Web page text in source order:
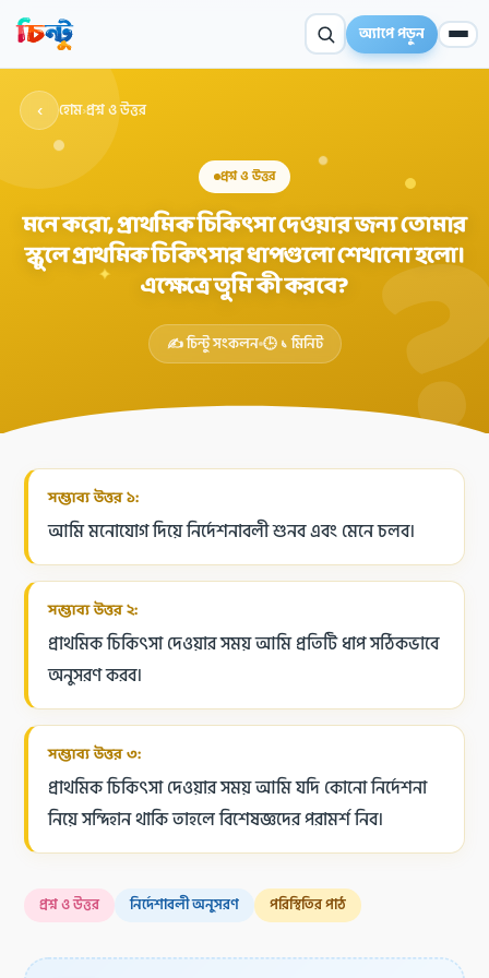
অ্যাপে পড়ুন
✦
‹ হোম›প্রশ্ন ও উত্তর
প্রশ্ন ও উত্তর
মনে করো, প্রাথমিক চিকিৎসা দেওয়ার জন্য তোমার
স্কুলে প্রাথমিক চিকিৎসার ধাপগুলো শেখানো হলো।
এক্ষেত্রে তুমি কী করবে?
✍️ চিন্টু সংকলন 🕒 ১ মিনিট
সম্ভাব্য উত্তর ১:
আমি মনোযোগ দিয়ে নির্দেশনাবলী শুনব এবং মেনে চলব।
সম্ভাব্য উত্তর ২:
প্রাথমিক চিকিৎসা দেওয়ার সময় আমি প্রতিটি ধাপ সঠিকভাবে
অনুসরণ করব।
সম্ভাব্য উত্তর ৩:
প্রাথমিক চিকিৎসা দেওয়ার সময় আমি যদি কোনো নির্দেশনা
নিয়ে সন্দিহান থাকি তাহলে বিশেষজ্ঞদের পরামর্শ নিব।
প্রশ্ন ও উত্তর নির্দেশাবলী অনুসরণ পরিস্থিতির পাঠ